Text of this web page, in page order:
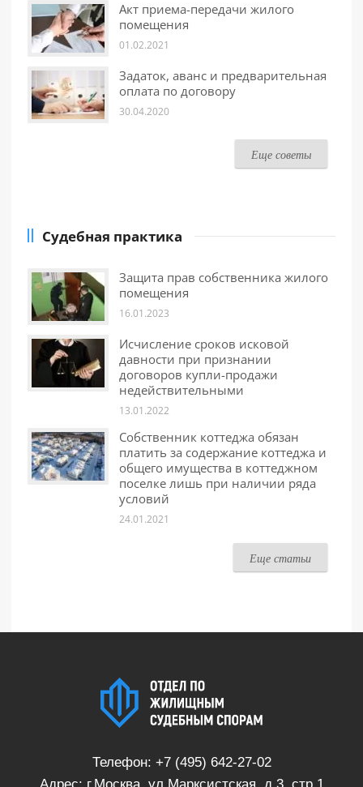
Акт приема-передачи жилого
помещения
01.02.2021
Задаток, аванс и предварительная
оплата по договору
30.04.2020
Еще советы
Судебная практика
Защита прав собственника жилого
помещения
16.01.2023
Исчисление сроков исковой
давности при признании
договоров купли-продажи
недействительными
13.01.2022
Собственник коттеджа обязан
платить за содержание коттеджа и
общего имущества в коттеджном
поселке лишь при наличии ряда
условий
24.01.2021
Еще статьи
Телефон: +7 (495) 642-27-02